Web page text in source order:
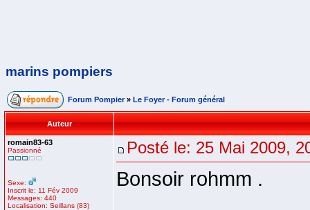
marins pompiers
Forum Pompier » Le Foyer - Forum général
Auteur
romain83-63
Passionné
Sexe:
Inscrit le: 11 Fév 2009
Messages: 440
Localisation: Seillans (83)
Posté le: 25 Mai 2009,
Bonsoir rohmm .